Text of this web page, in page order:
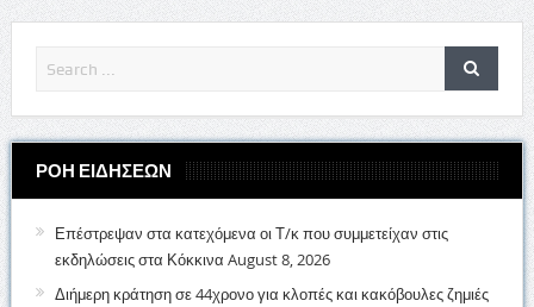
ΡΟΗ ΕΙΔΗΣΕΩΝ
Επέστρεψαν στα κατεχόμενα οι Τ/κ που συμμετείχαν στις
εκδηλώσεις στα Κόκκινα August 8, 2026
Διήμερη κράτηση σε 44χρονο για κλοπές και κακόβουλες ζημιές